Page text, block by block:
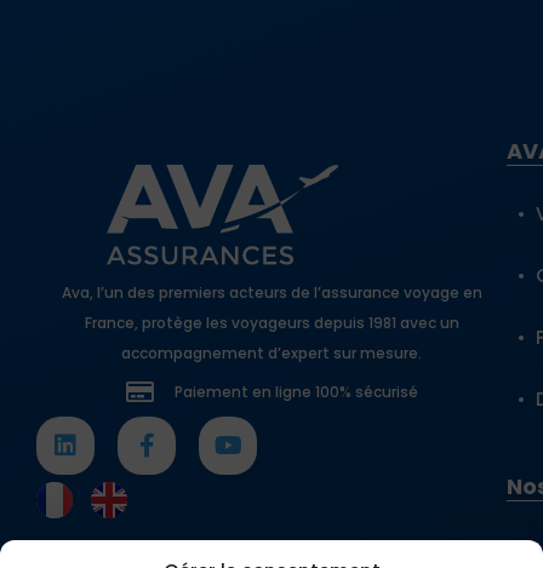
Ava, l’un des premiers acteurs de l’assurance voyage en
France, protège les voyageurs depuis 1981 avec un
accompagnement d’expert sur mesure.
Paiement en ligne 100% sécurisé